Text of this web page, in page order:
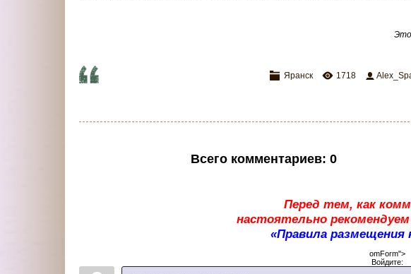
Яранск 1718
Всего комментариев: 0
Перед тем, как
настоятельно
«Правила размещения
omForm">
Войдите: